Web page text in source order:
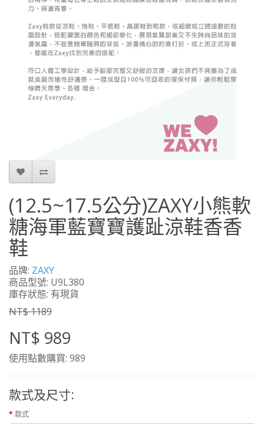
(12.5~17.5公分)ZAXY小熊軟
糖海軍藍寶寶護趾涼鞋香香
鞋
品牌: ZAXY
商品型號: U9L380
庫存狀態: 有現貨
NT$ 1189
NT$ 989
使用點數購買: 989
款式及尺寸:
款式